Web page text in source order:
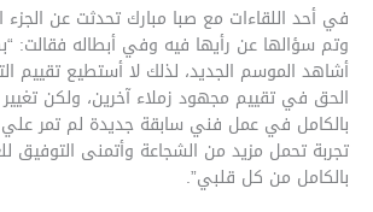
في أحد اللقاءات مع صبا مبارك تحدثت عن
وتم سؤالها عن رأيها فيه وفي أبطاله فقالت:
أشاهد الموسم الجديد، لذلك لا أستطيع تقييم
الحق في تقييم مجهود زملاء آخرين، ولكن تغيير
بالكامل في عمل فني سابقة جديدة لم تمر
تجربة تحمل مزيد من الشجاعة وأتمنى التوفيق
بالكامل من كل قلبي”.